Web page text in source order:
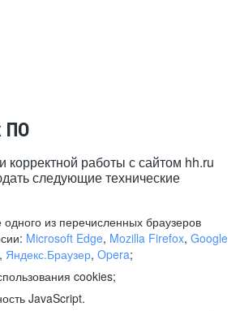
ПО
корректной работы с сайтом hh.ru
следующие технические
одного из перечисленных браузеров
Microsoft Edge, Mozilla Firefox, Google
, Яндекс.Браузер, Opera;
cookies;
JavaScript.